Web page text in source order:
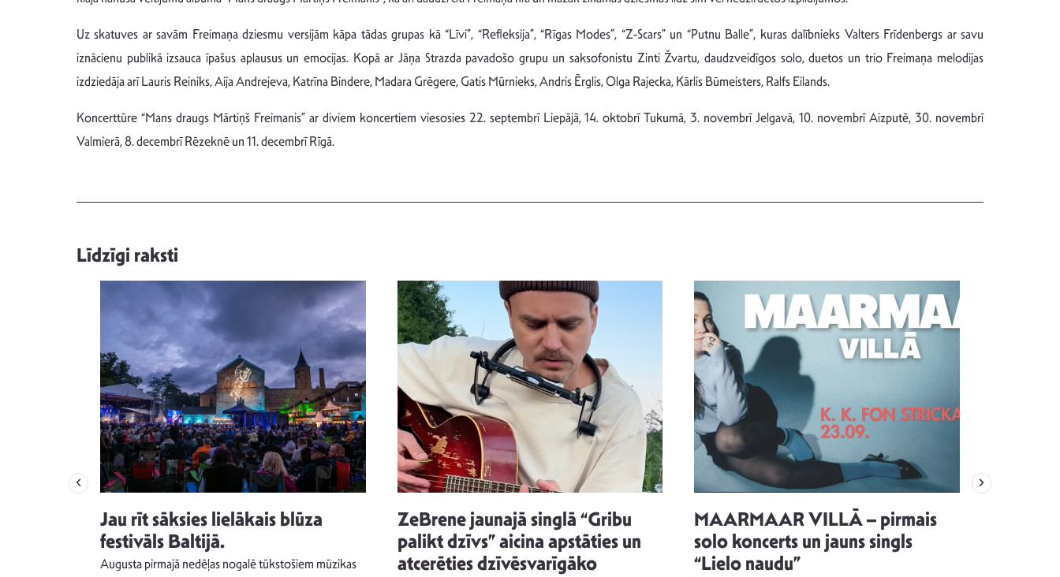
Uz skatuves ar savām Freimaņa dziesmu versijām kāpa tādas grupas kā “Līvi”, “Refleksija”, “Rīgas Modes”, “Z-Scars” un “Putnu Balle”, kuras dalībnieks Valters Frīdenbergs ar savu
iznācienu publikā izsauca īpašus aplausus un emocijas. Kopā ar Jāņa Strazda pavadošo grupu un saksofonistu Zinti Žvartu, daudzveidīgos solo, duetos un trio Freimaņa melodijas
izdziedāja arī Lauris Reiniks, Aija Andrejeva, Katrīna Bindere, Madara Grēgere, Gatis Mūrnieks, Andris Ērglis, Olga Rajecka, Kārlis Būmeisters, Ralfs Eilands.
Koncerttūre “Mans draugs Mārtiņš Freimanis” ar diviem koncertiem viesosies 22. septembrī Liepājā, 14. oktobrī Tukumā, 3. novembrī Jelgavā, 10. novembrī Aizputē, 30. novembrī
Valmierā, 8. decembrī Rēzeknē un 11. decembrī Rīgā.
Līdzīgi raksti
Jau rīt sāksies lielākais blūza
festivāls Baltijā.
Augusta pirmajā nedēļas nogalē tūkstošiem mūzikas
ZeBrene jaunajā singlā “Gribu
palikt dzīvs” aicina apstāties un
atcerēties dzīvēsvarīgāko
MAARMAAR VILLĀ – pirmais
solo koncerts un jauns singls
“Lielo naudu”